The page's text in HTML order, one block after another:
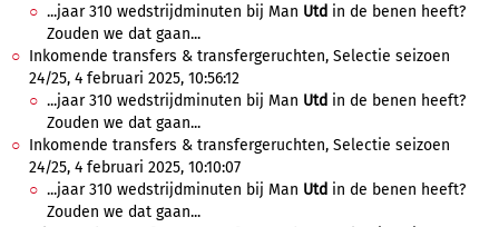
...jaar 310 wedstrijdminuten bij Man Utd in de benen heeft?
Zouden we dat gaan...
Inkomende transfers & transfergeruchten, Selectie seizoen
24/25, 4 februari 2025, 10:56:12
...jaar 310 wedstrijdminuten bij Man Utd in de benen heeft?
Zouden we dat gaan...
Inkomende transfers & transfergeruchten, Selectie seizoen
24/25, 4 februari 2025, 10:10:07
...jaar 310 wedstrijdminuten bij Man Utd in de benen heeft?
Zouden we dat gaan...